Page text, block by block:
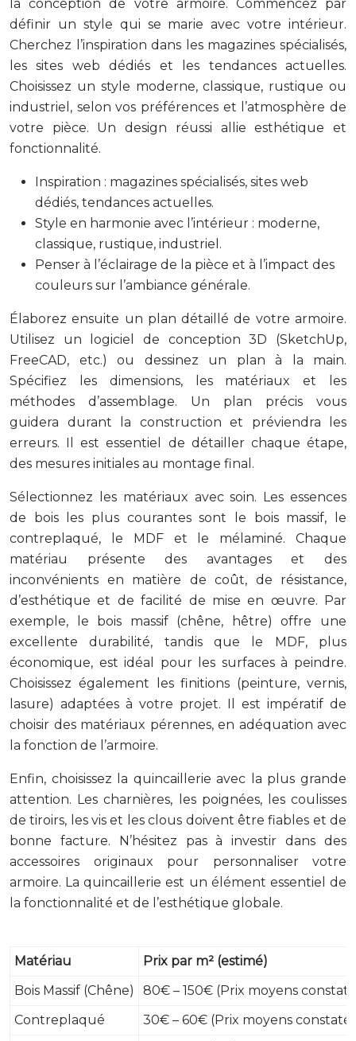
la conception de votre armoire. Commencez par
définir un style qui se marie avec votre intérieur.
Cherchez l’inspiration dans les magazines spécialisés,
les sites web dédiés et les tendances actuelles.
Choisissez un style moderne, classique, rustique ou
industriel, selon vos préférences et l’atmosphère de
votre pièce. Un design réussi allie esthétique et
fonctionnalité.
Inspiration : magazines spécialisés, sites web
dédiés, tendances actuelles.
Style en harmonie avec l’intérieur : moderne,
classique, rustique, industriel.
Penser à l’éclairage de la pièce et à l’impact des
couleurs sur l’ambiance générale.
Élaborez ensuite un plan détaillé de votre armoire.
Utilisez un logiciel de conception 3D (SketchUp,
FreeCAD, etc.) ou dessinez un plan à la main.
Spécifiez les dimensions, les matériaux et les
méthodes d’assemblage. Un plan précis vous
guidera durant la construction et préviendra les
erreurs. Il est essentiel de détailler chaque étape,
des mesures initiales au montage final.
Sélectionnez les matériaux avec soin. Les essences
de bois les plus courantes sont le bois massif, le
contreplaqué, le MDF et le mélaminé. Chaque
matériau présente des avantages et des
inconvénients en matière de coût, de résistance,
d’esthétique et de facilité de mise en œuvre. Par
exemple, le bois massif (chêne, hêtre) offre une
excellente durabilité, tandis que le MDF, plus
économique, est idéal pour les surfaces à peindre.
Choisissez également les finitions (peinture, vernis,
lasure) adaptées à votre projet. Il est impératif de
choisir des matériaux pérennes, en adéquation avec
la fonction de l’armoire.
Enfin, choisissez la quincaillerie avec la plus grande
attention. Les charnières, les poignées, les coulisses
de tiroirs, les vis et les clous doivent être fiables et de
bonne facture. N’hésitez pas à investir dans des
accessoires originaux pour personnaliser votre
armoire. La quincaillerie est un élément essentiel de
la fonctionnalité et de l’esthétique globale.
Matériau
Prix par m² (estimé)
Bois Massif (Chêne)
80€ – 150€ (Prix moyens
Contreplaqué
30€ – 60€ (Prix moyens